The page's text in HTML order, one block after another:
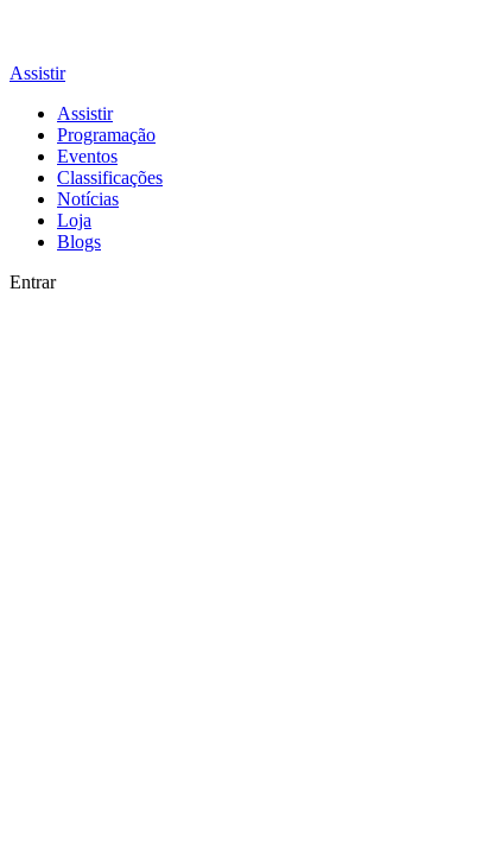
Assistir
Assistir
Programação
Eventos
Classificações
Notícias
Loja
Blogs
Entrar